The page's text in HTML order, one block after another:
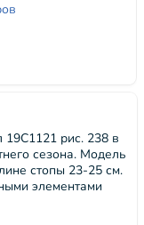
19С1121 рис. 238 в
сезона. Модель
стопы 23-25 см.
элементами